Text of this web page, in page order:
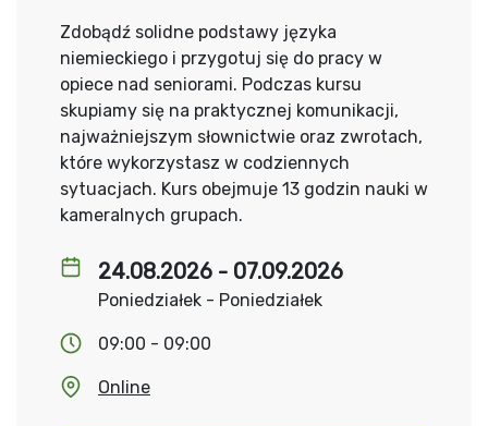
24.08.2026 - 07.09.2026
Poniedziałek - Poniedziałek
09:00 - 09:00
Online
Zdobądź solidne podstawy języka
niemieckiego i przygotuj się do pracy w
opiece nad seniorami. Podczas kursu
skupiamy się na praktycznej komunikacji,
najważniejszym słownictwie oraz zwrotach,
które wykorzystasz w codziennych
sytuacjach. Kurs obejmuje 13 godzin nauki w
kameralnych grupach.